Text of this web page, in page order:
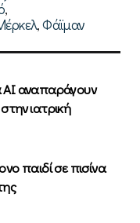
,
,Φάϊμαν
αναπαράγουν
ιατρική
παιδί σε πισίνα